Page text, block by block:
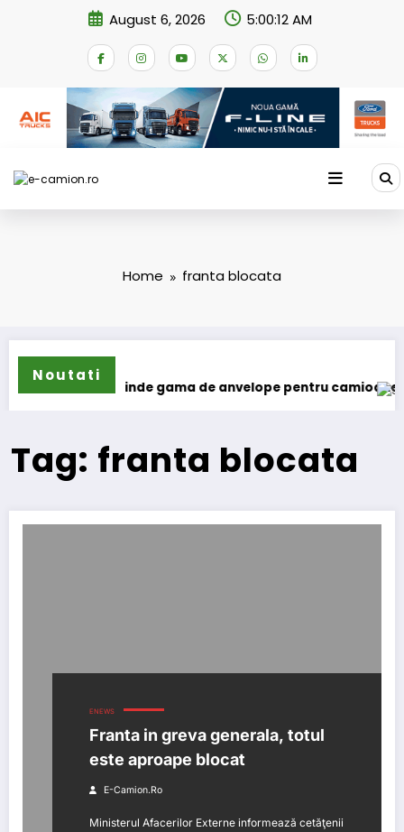
August 6, 2026 5:00:12 AM
Home franta blocata
Noutati
își extinde gama de anvelope pentru camioane
Tag: franta blocata
ENEWS
Franta in greva generala, totul
este aproape blocat
E-Camion.ro
Ministerul Afacerilor Externe informează cetăţenii